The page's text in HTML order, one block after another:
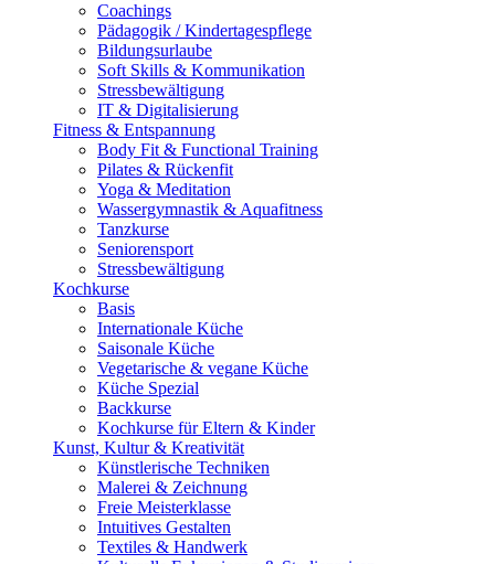
Coachings
Pädagogik / Kindertagespflege
Bildungsurlaube
Soft Skills & Kommunikation
Stressbewältigung
IT & Digitalisierung
Fitness & Entspannung
Body Fit & Functional Training
Pilates & Rückenfit
Yoga & Meditation
Wassergymnastik & Aquafitness
Tanzkurse
Seniorensport
Stressbewältigung
Kochkurse
Basis
Internationale Küche
Saisonale Küche
Vegetarische & vegane Küche
Küche Spezial
Backkurse
Kochkurse für Eltern & Kinder
Kunst, Kultur & Kreativität
Künstlerische Techniken
Malerei & Zeichnung
Freie Meisterklasse
Intuitives Gestalten
Textiles & Handwerk